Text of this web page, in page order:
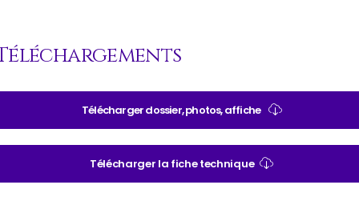
Télécharger dossier, photos, affiche
Télécharger la fiche technique